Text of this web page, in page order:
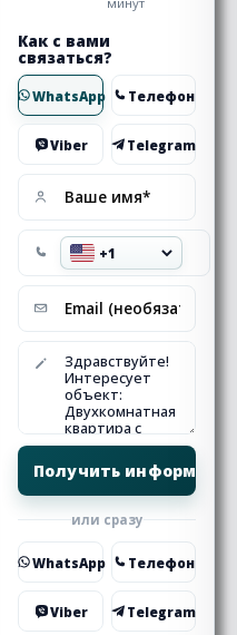
Как с вами
связаться?
WhatsApp Телефон
Viber Telegram
или сразу
WhatsApp Телефон
Viber Telegram